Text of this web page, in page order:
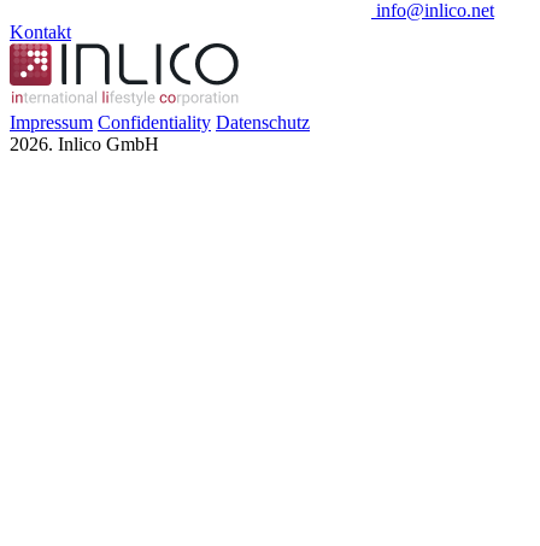
info@inlico.net
Kontakt
Impressum Confidentiality Datenschutz
2026. Inlico GmbH